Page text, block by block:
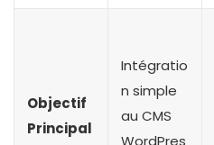
Objectif
Principal
Intégratio
n simple
au CMS
WordPres